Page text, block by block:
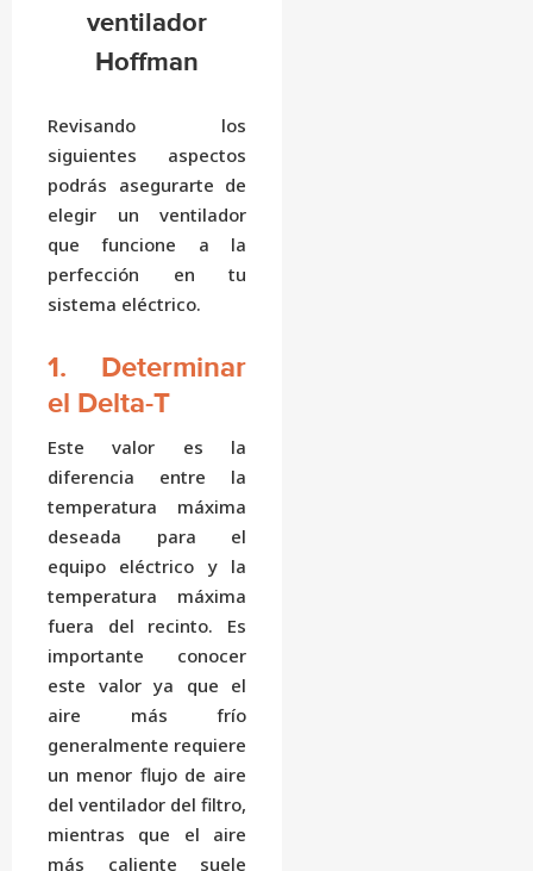
ventilador
Hoffman
Revisando los
siguientes aspectos
podrás asegurarte de
elegir un ventilador
que funcione a la
perfección en tu
sistema eléctrico.
1. Determinar
el Delta-T
Este valor es la
diferencia entre la
temperatura máxima
deseada para el
equipo eléctrico y la
temperatura máxima
fuera del recinto. Es
importante conocer
este valor ya que el
aire más frío
generalmente requiere
un menor flujo de aire
del ventilador del filtro,
mientras que el aire
más caliente suele